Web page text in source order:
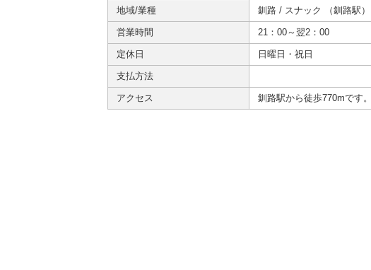
地域/業種 釧路 / スナック （釧路駅 ）
営業時間 21：00～翌2：00
定休日 日曜日・祝日
支払方法
アクセス 釧路駅から徒歩770mです。